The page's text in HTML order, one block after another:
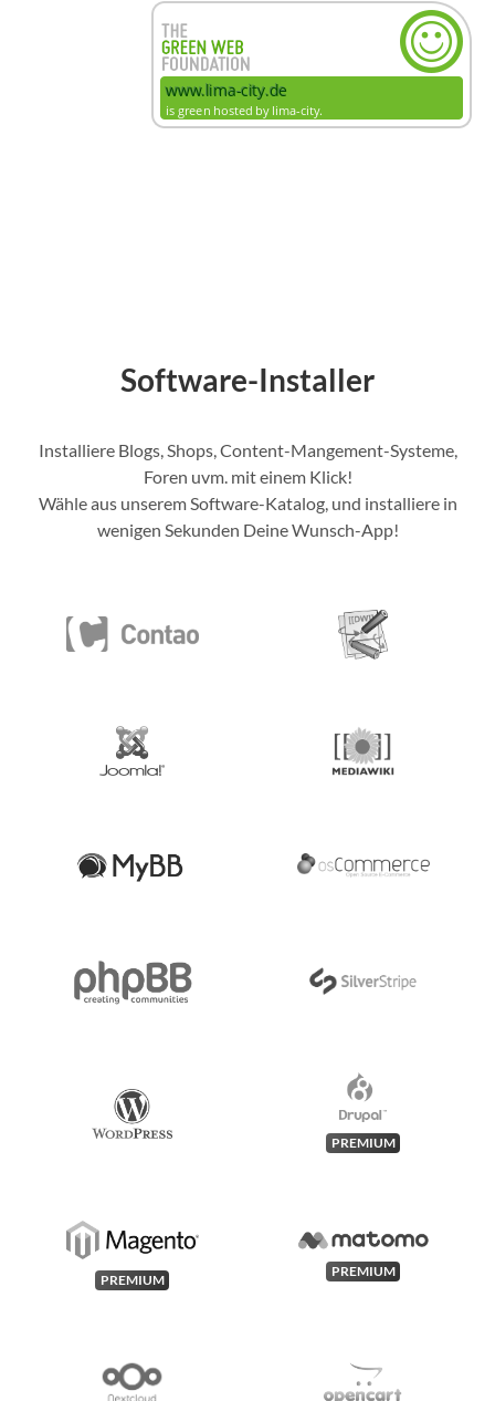
Software-Installer
Installiere Blogs, Shops, Content-Mangement-Systeme,
Foren uvm. mit einem Klick!
Wähle aus unserem Software-Katalog, und installiere in
wenigen Sekunden Deine Wunsch-App!
PREMIUM
PREMIUM
PREMIUM